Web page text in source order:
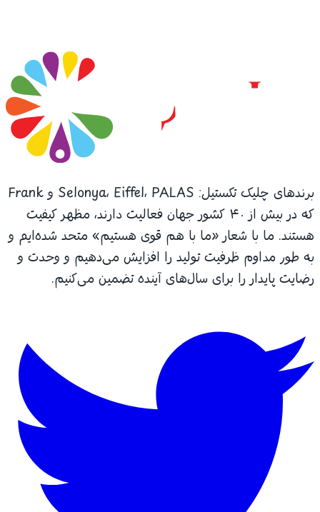
برندهای چلیک تکستیل: Selonya، Eiffel، PALAS و Frank
که در بیش از ۴۰ کشور جهان فعالیت دارند، مظهر کیفیت
هستند. ما با شعار «ما با هم قوی هستیم» متحد شده‌ایم و
به طور مداوم ظرفیت تولید را افزایش می‌دهیم و وحدت و
رضایت پایدار را برای سال‌های آینده تضمین می‌کنیم.